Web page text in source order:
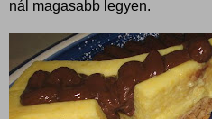
nál magasabb legyen.